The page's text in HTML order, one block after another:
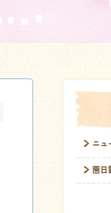
ニュ
園日